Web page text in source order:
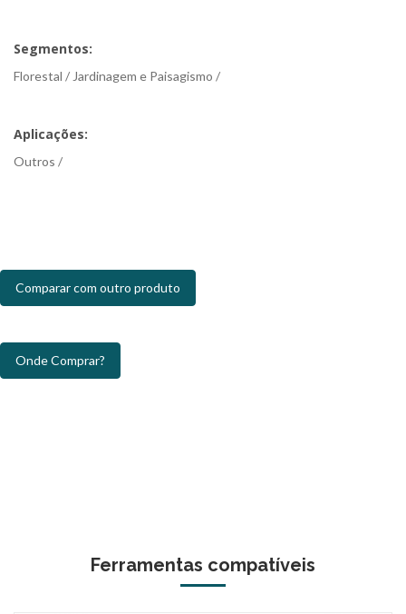
Segmentos:
Florestal / Jardinagem e Paisagismo /
Aplicações:
Outros /
Comparar com outro produto
Onde Comprar?
Ferramentas compatíveis